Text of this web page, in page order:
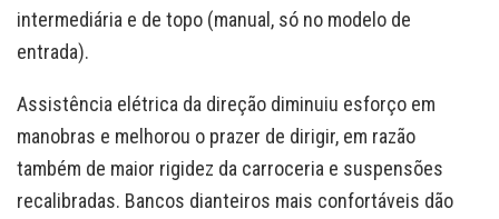
intermediária e de topo (manual, só no modelo de
entrada).
Assistência elétrica da direção diminuiu esforço em
manobras e melhorou o prazer de dirigir, em razão
também de maior rigidez da carroceria e suspensões
recalibradas. Bancos dianteiros mais confortáveis dão